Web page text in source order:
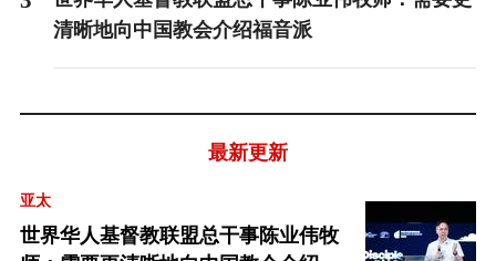
清晰地向中国教会介绍福音派
最新更新
亚太
世界华人基督教联盟总干事陈业伟牧